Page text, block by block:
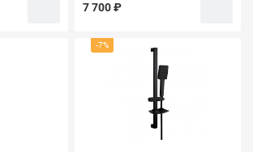
7 700 ₽
-7%